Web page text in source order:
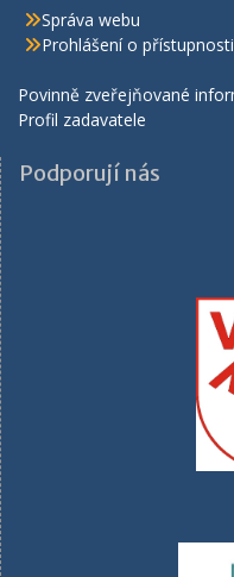
Správa webu
Prohlášení o přístupnosti
Povinně zveřejňované
Profil zadavatele
Podporují nás